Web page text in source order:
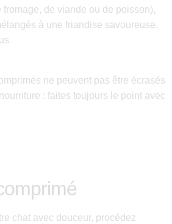
fromage, de viande ou de poisson),
à une friandise savoureuse,
ne peuvent pas être écrasés
: faites toujours le point avec
chat avec douceur, procédez